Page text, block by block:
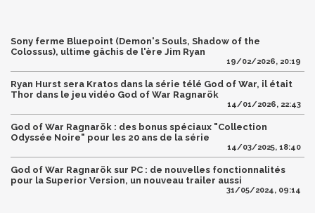
Sony ferme Bluepoint (Demon's Souls, Shadow of the
Colossus), ultime gâchis de l'ère Jim Ryan
19/02/2026, 20:19
Ryan Hurst sera Kratos dans la série télé God of War, il était
Thor dans le jeu vidéo God of War Ragnarök
14/01/2026, 22:43
God of War Ragnarök : des bonus spéciaux "Collection
Odyssée Noire" pour les 20 ans de la série
14/03/2025, 18:40
God of War Ragnarök sur PC : de nouvelles fonctionnalités
pour la Superior Version, un nouveau trailer aussi
31/05/2024, 09:14